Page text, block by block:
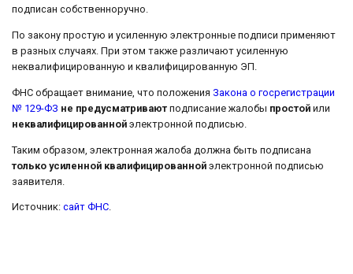
подписан собственноручно.
По закону простую и усиленную электронные подписи применяют
в разных случаях. При этом также различают усиленную
неквалифицированную и квалифицированную ЭП.
ФНС обращает внимание, что положения Закона о госрегистрации
№ 129-ФЗ не предусматривают подписание жалобы простой или
неквалифицированной электронной подписью.
Таким образом, электронная жалоба должна быть подписана
только усиленной квалифицированной электронной подписью
заявителя.
Источник: сайт ФНС.